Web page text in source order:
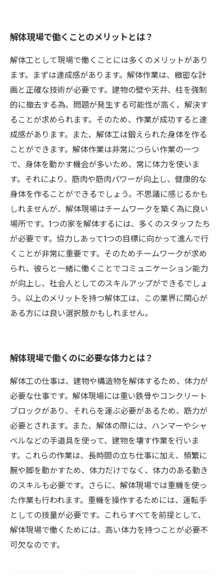
解体現場で働くことのメリットとは？
解体工として現場で働くことには多くのメリットがあり
ます。まずは達成感があります。解体作業は、緻密な計
画と正確な技術が必要です。建物の壁や天井、柱を強制
的に撤去する為、問題が発生する可能性が高く、解決す
ることが求められます。そのため、作業が成功すると達
成感があります。また、解体工は鍛えられた身体を作る
ことができます。解体作業は非常につらい作業の一つ
で、身体を動かす機会が多いため、常に体力を使いま
す。それにより、筋肉や筋肉パワーが向上し、健康的な
身体を作ることができるでしょう。不思議に感じるかも
しれませんが、解体現場はチームワークを築く為に良い
場所です。1つの家を解体するには、多くのスタッフたち
が必要です。協力しあって1つの目標に向かって進んで行
くことが非常に重要です。そのためチームワークが求め
られ、彼らと一緒に働くことでコミュニケーション能力
が向上し、社会人としてのスキルアップができるでしょ
う。以上のメリットを持つ解体工は、この業界に関心が
ある方には良い選択肢かもしれません。
解体現場で働くのに必要な体力とは？
解体工の仕事は、建物や構造物を解体するため、体力が
必要な仕事です。解体現場には重い鉄骨やコンクリート
ブロックがあり、それらを運ぶ必要があるため、筋力が
必要とされます。また、解体の際には、ハンマーやシャ
ベルなどの手道具を使って、建物を壊す作業を行いま
す。これらの作業は、長時間の立ち仕事に加え、頻繁に
腕や脚を動かすため、体力だけでなく、体力のある動き
のスキルも必要です。さらに、解体現場では重機を使っ
た作業も行われます。重機を操作するためには、運転手
としての技量が必要です。これらすべてを前提として、
解体現場で働くためには、高い体力を持つことが必要不
可欠なのです。